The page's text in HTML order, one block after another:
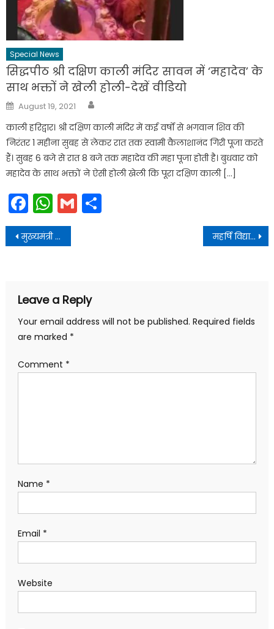
Special News
सिद्धपीठ श्री दक्षिण काली मंदिर सावन में ‘महादेव’ के
साथ भक्तों ने खेली होली-देखें वीडियो
Posted
on
August 19, 2021
काली हरिद्वार। ‌श्री दक्षिण काली मंदिर में कई वर्षों से भगवान शिव की
निरंतर 1 महीना सुबह से लेकर रात तक स्वामी कैलाशानंद गिरी पूजा करते
हैं। सुबह 6 बजे से रात 8 बजे तक महादेव की महा पूजा होती है। बुधवार को
महादेव के साथ भक्तों ने ऐसी होली खेली कि पूरा दक्षिण काली […]
Facebook
WhatsApp
Gmail
Post
navigation
मुख्यमंत्री श्री पुष्कर सिंह धामी के नेतृत्व में राज्य में हो रहा है विकास। महर्षि विद्या मंदिर हरिद्वार में वार्षिक परीक्षा परिणाम घोषित
Leave a Reply
Your email address will not be published. Required fields
are marked *
Comment *
Name *
Email *
Website